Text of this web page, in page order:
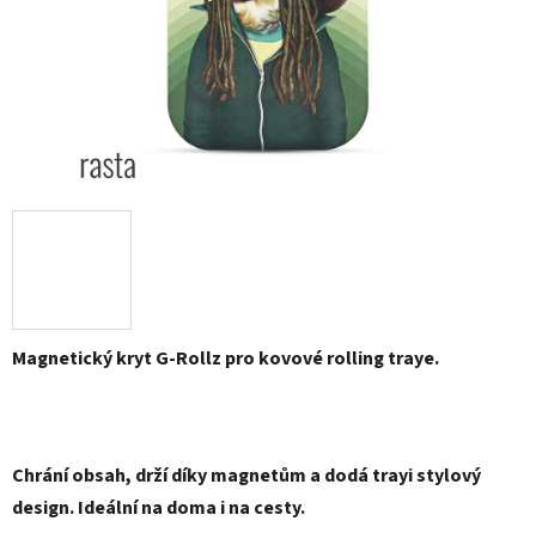
Magnetický kryt G-Rollz pro kovové rolling traye.
Chrání obsah, drží díky magnetům a dodá trayi stylový
design. Ideální na doma i na cesty.